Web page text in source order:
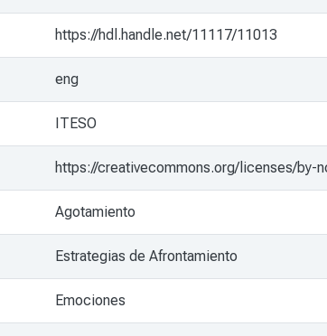
https://hdl.handle.net/11117/11013
eng
ITESO
https://creativecommons.org/licenses/by-
Agotamiento
Estrategias de Afrontamiento
Emociones